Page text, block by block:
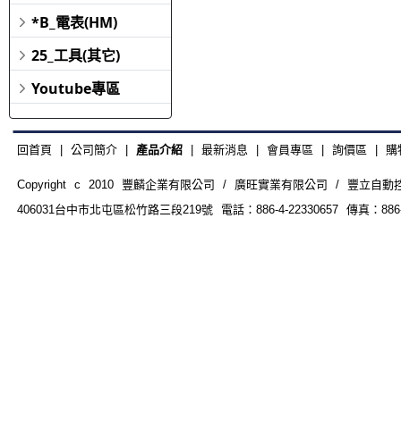
*B_電表(HM)
25_工具(其它)
Youtube專區
回首頁 公司簡介| 產品介紹| 最新消息 會員專區 詢價區 購
Copyright c 2010 豐麟企業有限公司 / 廣旺實業有限公司 / 豐立自動
406031台中市北屯區松竹路三段219號 電話：886-4-22330657 傳真：